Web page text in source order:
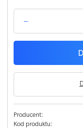
Producent:
Kod produktu: